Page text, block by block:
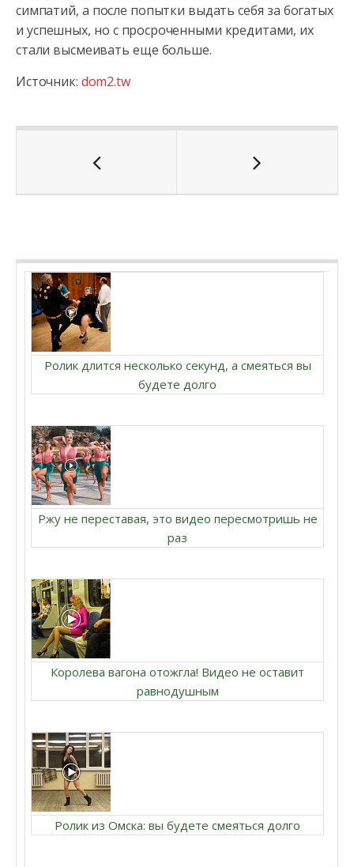
симпатий, а после попытки выдать себя за богатых
и успешных, но с просроченными кредитами, их
стали высмеивать еще больше.
Источник: dom2.tw
Ролик длится несколько секунд, а смеяться вы
будете долго
Ржу не переставая, это видео пересмотришь не
раз
Королева вагона отожгла! Видео не оставит
равнодушным
Ролик из Омска: вы будете смеяться долго